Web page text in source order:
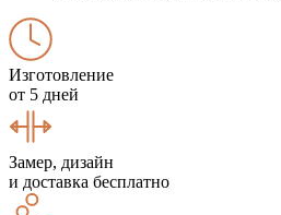
Изготовление
от 5 дней
Замер, дизайн
и доставка бесплатно